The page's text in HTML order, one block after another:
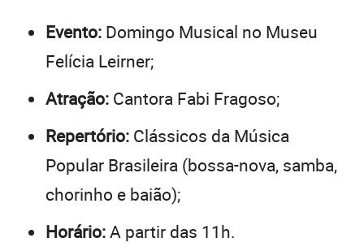
Evento: Domingo Musical no Museu
Felícia Leirner;
Atração: Cantora Fabi Fragoso;
Repertório: Clássicos da Música
Popular Brasileira (bossa-nova, samba,
chorinho e baião);
Horário:A partir das 11h.